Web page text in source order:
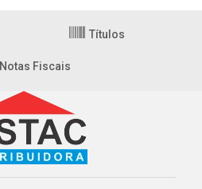
Títulos
Notas Fiscais